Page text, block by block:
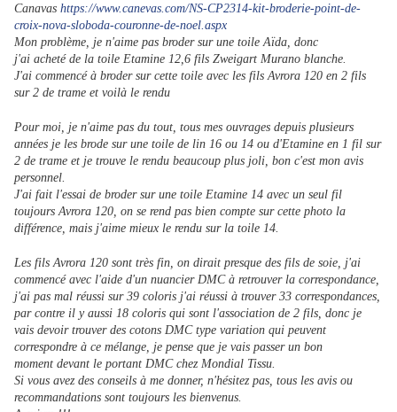
Canavas https://www.canevas.com/NS-CP2314-kit-broderie-point-de-
croix-nova-sloboda-couronne-de-noel.aspx
Mon problème, je n'aime pas broder sur une toile Aïda, donc
j'ai acheté de la toile Etamine 12,6 fils Zweigart Murano blanche.
J'ai commencé à broder sur cette toile avec les fils Avrora 120 en 2 fils
sur 2 de trame et voilà le rendu
Pour moi, je n'aime pas du tout, tous mes ouvrages depuis plusieurs
années je les brode sur une toile de lin 16 ou 14 ou d'Etamine en 1 fil sur
2 de trame et je trouve le rendu beaucoup plus joli, bon c'est mon avis
personnel.
J'ai fait l'essai de broder sur une toile Etamine 14 avec un seul fil
toujours Avrora 120, on se rend pas bien compte sur cette photo la
différence, mais j'aime mieux le rendu sur la toile 14.
Les fils Avrora 120 sont très fin, on dirait presque des fils de soie, j'ai
commencé avec l'aide d'un nuancier DMC à retrouver la correspondance,
j'ai pas mal réussi sur 39 coloris j'ai réussi à trouver 33 correspondances,
par contre il y aussi 18 coloris qui sont l'association de 2 fils, donc je
vais devoir trouver des cotons DMC type variation qui peuvent
correspondre à ce mélange, je pense que je vais passer un bon
moment devant le portant DMC chez Mondial Tissu.
Si vous avez des conseils à me donner, n'hésitez pas, tous les avis ou
recommandations sont toujours les bienvenus.